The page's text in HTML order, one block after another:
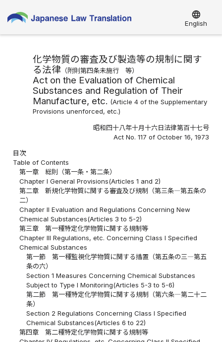
language
English
化学物質の審査及び製造等の規制に関す
る法律（附則第四条未施行 等）
Act on the Evaluation of Chemical
Substances and Regulation of Their
Manufacture, etc. (Article 4 of the Supplementary
Provisions unenforced, etc.)
昭和四十八年十月十六日法律第百十七号
Act No. 117 of October 16, 1973
目次
Table of Contents
第一章 総則（第一条・第二条）
Chapter I General Provisions(Articles 1 and 2)
第二章 新規化学物質に関する審査及び規制（第三条―第五条の
二）
Chapter II Evaluation and Regulations Concerning New
Chemical Substances(Articles 3 to 5-2)
第三章 第一種特定化学物質に関する規制等
Chapter III Regulations, etc. Concerning Class I Specified
Chemical Substances
第一節 第一種監視化学物質に関する措置（第五条の三―第五
条の六）
Section 1 Measures Concerning Chemical Substances
Subject to Type I Monitoring(Articles 5-3 to 5-6)
第二節 第一種特定化学物質に関する規制（第六条―第二十二
条）
Section 2 Regulations Concerning Class I Specified
Chemical Substances(Articles 6 to 22)
第四章 第二種特定化学物質に関する規制等